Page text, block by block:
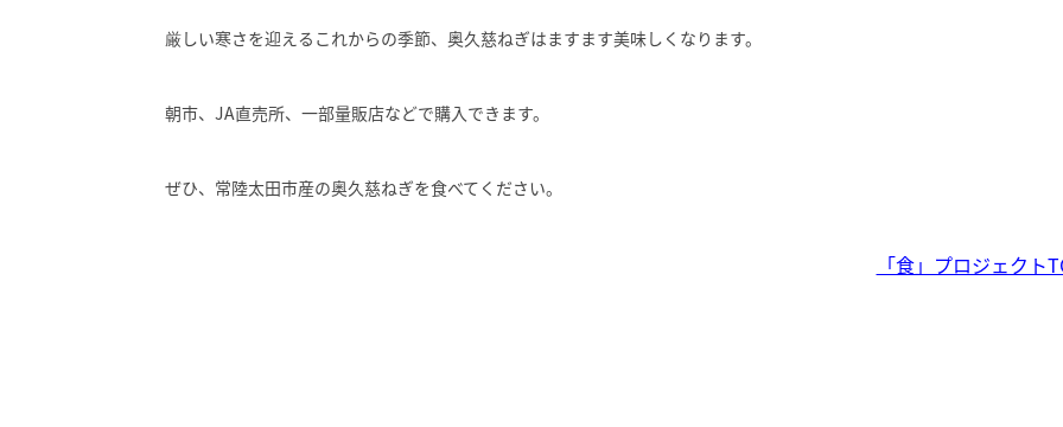
厳しい寒さを迎えるこれからの季節、奥久慈ねぎはますます美味しくなります。
朝市、JA直売所、一部量販店などで購入できます。
ぜひ、常陸太田市産の奥久慈ねぎを食べてください。
「食」プロジェクト